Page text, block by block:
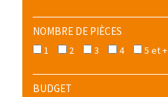
NOMBRE DE PIÈCES
1 2 3 4 5 et +
BUDGET